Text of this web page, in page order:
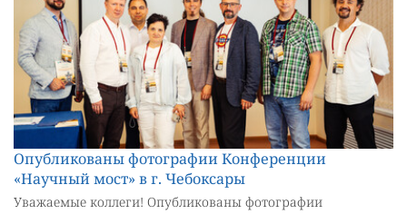
Опубликованы фотографии Конференции
«Научный мост» в г. Чебоксары
Уважаемые коллеги! Опубликованы фотографии